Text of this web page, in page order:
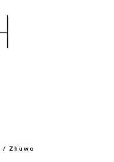
/ Zhuwo